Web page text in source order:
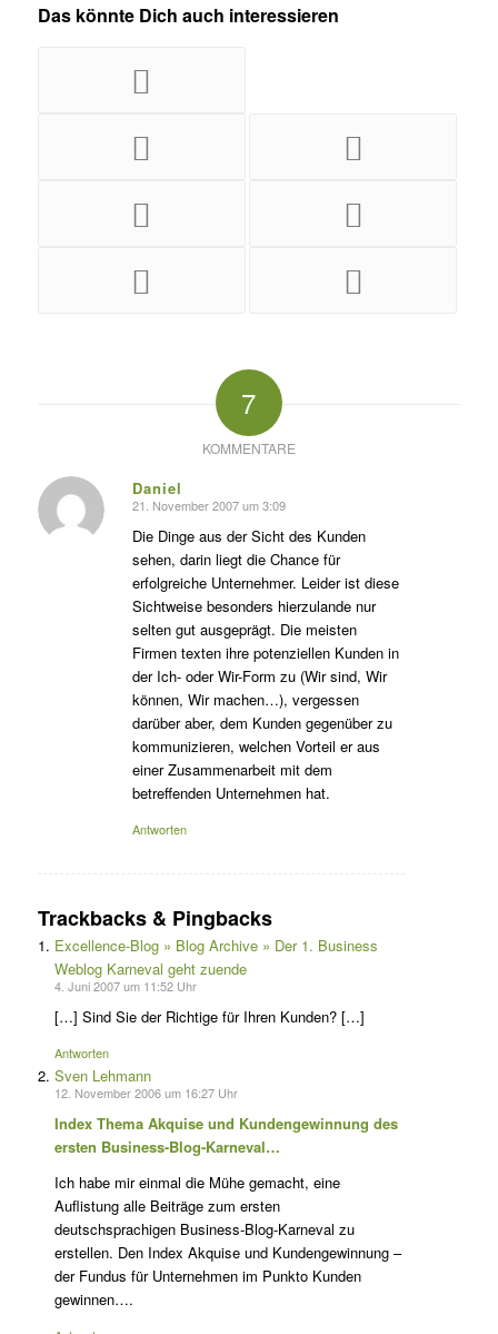
Das könnte Dich auch interessieren
7
KOMMENTARE
Daniel
s
agte:
21. November 2007 um 3:09
Die Dinge aus der Sicht des Kunden
sehen, darin liegt die Chance für
erfolgreiche Unternehmer. Leider ist diese
Sichtweise besonders hierzulande nur
selten gut ausgeprägt. Die meisten
Firmen texten ihre potenziellen Kunden in
der Ich- oder Wir-Form zu (Wir sind, Wir
können, Wir machen…), vergessen
darüber aber, dem Kunden gegenüber zu
kommunizieren, welchen Vorteil er aus
einer Zusammenarbeit mit dem
betreffenden Unternehmen hat.
Antworten
Trackbacks & Pingbacks
Excellence-Blog » Blog Archive » Der 1. Business
Weblog Karneval geht zuende
4. Juni 2007 um 11:52 Uhr
[…] Sind Sie der Richtige für Ihren Kunden? […]
Antworten
Sven Lehmann
12. November 2006 um 16:27 Uhr
Index Thema Akquise und Kundengewinnung des
ersten Business-Blog-Karneval…
Ich habe mir einmal die Mühe gemacht, eine
Auflistung alle Beiträge zum ersten
deutschsprachigen Business-Blog-Karneval zu
erstellen. Den Index Akquise und Kundengewinnung –
der Fundus für Unternehmen im Punkto Kunden
gewinnen….